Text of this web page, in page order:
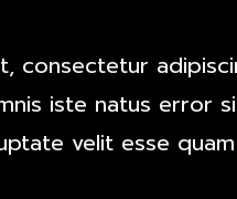
consectetur
iste natus error
velit esse